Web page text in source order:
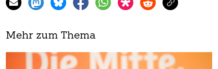
Mehr zum Thema